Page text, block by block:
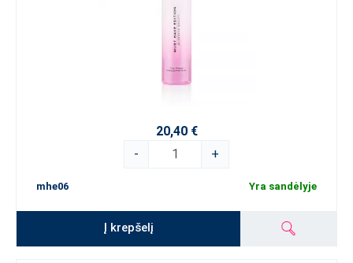
20,40 €
-
+
mhe06 Yra sandėlyje
Į krepšelį